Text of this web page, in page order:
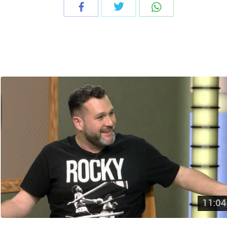
CompartirCompartir
11:04